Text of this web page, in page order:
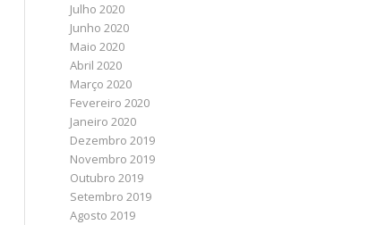
Julho 2020
Junho 2020
Maio 2020
Abril 2020
Março 2020
Fevereiro 2020
Janeiro 2020
Dezembro 2019
Novembro 2019
Outubro 2019
Setembro 2019
Agosto 2019